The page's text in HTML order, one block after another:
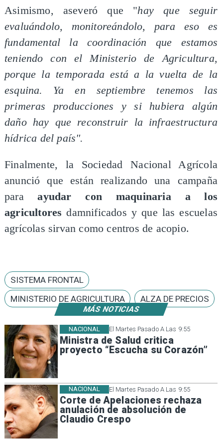
MÁS NOTICIAS
El Martes Pasado A Las 9:55
Ministra de Salud critica
proyecto “Escucha su Corazón”
NACIONAL
El Martes Pasado A Las 9:55
Corte de Apelaciones rechaza
anulación de absolución de
Claudio Crespo
NACIONAL
Asimismo, aseveró que "hay que seguir
evaluándolo, monitoreándolo, para eso es
fundamental la coordinación que estamos
teniendo con el Ministerio de Agricultura,
porque la temporada está a la vuelta de la
esquina. Ya en septiembre tenemos las
primeras producciones y si hubiera algún
daño hay que reconstruir la infraestructura
hídrica del país".
Finalmente, la Sociedad Nacional Agrícola
anunció que están realizando una campaña
paraayudar con maquinaria a los
agricultores damnificados y que las escuelas
agrícolas sirvan como centros de acopio.
SISTEMA FRONTAL
MINISTERIO DE AGRICULTURA
ALZA DE PRECIOS